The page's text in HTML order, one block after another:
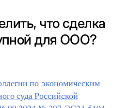
что сделка
для ООО?
по экономическим
суда Российской